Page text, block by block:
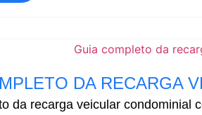
DA RECARGA
da recarga veicular condominial